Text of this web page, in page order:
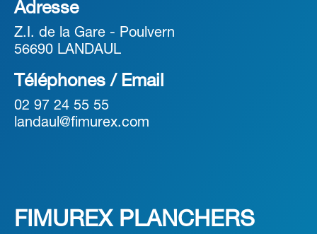
Adresse
Z.I. de la Gare - Poulvern
56690 LANDAUL
Téléphones / Email
02 97 24 55 55
landaul@fimurex.com
FIMUREX PLANCHERS